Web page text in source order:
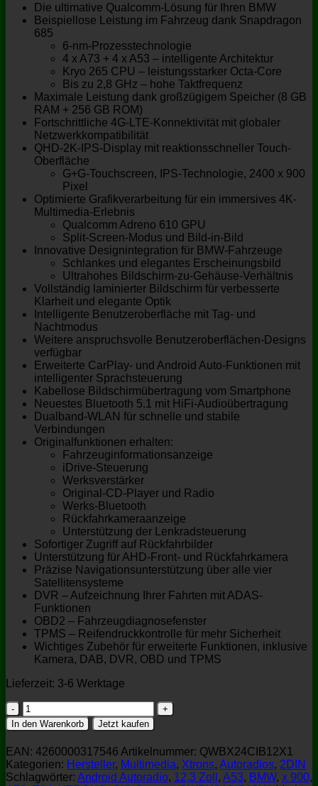
Die ultimative Qualcomm-Lösung für Ihren BMW
Beispiellose Leistung im Fahrzeug dank Snapdragon
685
6-nm-Prozesstechnologie
4 x A73 + 4 x A53 – intelligente Architektur
Kryo 265 CPU – leistungsstarker Octa-Core
Bis zu 2,8 GHz – hohe Taktfrequenz
Maximale Leistung dank großzügigem Speicher (8 GB
RAM + 256 GB ROM)
Fortschrittliche 4G-LTE-Konnektivität mit globaler
Netzwerkkompatibilität
QHD-2K-IPS-Display mit reaktionsschneller Touch-
Oberfläche
G+G-Touchscreen, IPS-Technologie, 2400 x 900
Pixel
Optimierte Grafikverarbeitung für ein immersives 4K-
Multimedia-Erlebnis
Qualcomm Adreno 610 GPU
Split-Screen-Modus und Bild-in-Bild
Innovative Designintegration für BMW-Fahrzeuge
Schlankes und elegantes Erscheinungsbild
Ultrahohes Bildschirm-zu-Gehäuse-Verhältnis
Vollständig laminierter Bildschirm für verbesserte
Klarheit und elegante Optik
Intelligente Benutzeroberfläche mit Tag- und
Nachtmodus
Weitere anspruchsvolle Benutzeroberflächen-Designs
verfügbar
Erweiterte CarPlay- und Android Auto-Funktionen mit
intelligenter Sprachsteuerung
Kabellose Bildschirmübertragung vom Smartphone
Neuestes Bluetooth 5.1 mit HiFi-Audioübertragung
Dualband-WLAN für schnelle und stabile
Verbindungen
Originalfunktionen erhalten:
Fahrzeuginformationsanzeige
iDrive-Steuerung
Werksverstärker
Original-CD-Player und Radio
Werks-Bluetooth
Rückfahrkameraanzeige
Unterstützung der Lenkradsteuerung
Sofortiger Zugriff auf Rückfahrbilder
Unterstützung für AHD-Front- und Rückfahrkamera
Präzise Navigationsunterstützung über alle vier
Satellitensysteme
DVR – Aufzeichnung Ihrer Fahrten mit ADAS-
Funktionen
OBD2 – Fahrzeugdiagnosefenster
TPMS – Reifendruckkontrolle für mehr Sicherheit
Wichtiges Zubehör für erweiterte Funktionen, inklusive
Kamera, DAB, DVR, OBD und TPMS
Lieferzeit: 3-6 Werktage
Xtrons
QWBX24CIB12X1
Android
Autoradio
BMW
X1
E84
In den Warenkorb Jetzt kaufen
EAN: 4260000317546 Artikelnummer: QWBX24CIB12X1
Kategorien: Hersteller, Multimedia, Xtrons, Autoradios, 2DIN
Schlagwörter: Android Autoradio, 12,3 Zoll , A53, BMW, x 900,